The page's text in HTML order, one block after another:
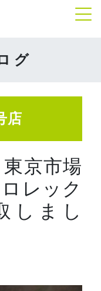
グ
店
京市場
レック
しまし